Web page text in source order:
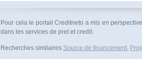
Pour cela le portail Creditneto a mis en
dans les services de pret et credit.
Recherches similaires Source de financement,